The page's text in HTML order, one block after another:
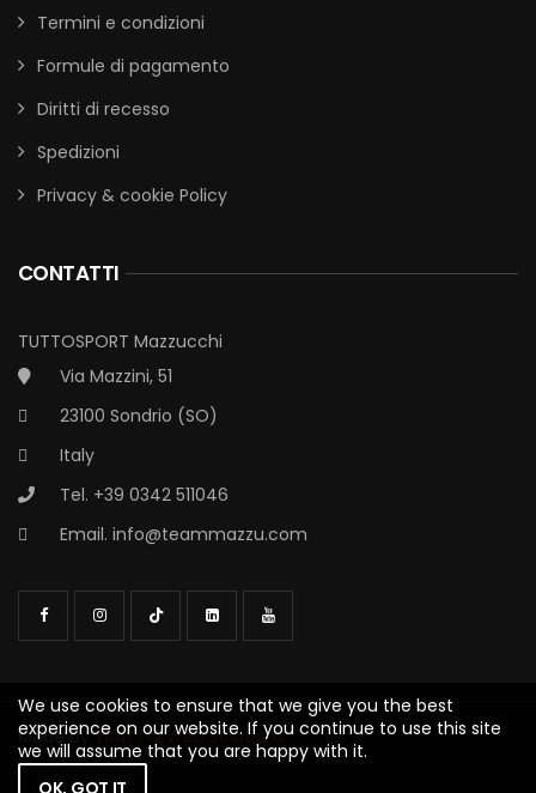
Termini e condizioni
Formule di pagamento
Diritti di recesso
Spedizioni
Privacy & cookie Policy
CONTATTI
TUTTOSPORT Mazzucchi
Via Mazzini, 51
23100 Sondrio (SO)
Italy
Tel. +39 0342 511046
Email. info@teammazzu.com
Made byTRATTO Web Solutions
We use cookies to ensure that we give you the best
experience on our website. If you continue to use this site
we will assume that you are happy with it.
OK, GOT IT